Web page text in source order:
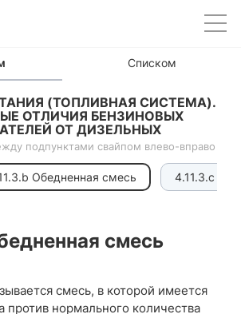
Списком
(ТОПЛИВНАЯ СИСТЕМА).
ОТЛИЧИЯ БЕНЗИНОВЫХ
ОТ ДИЗЕЛЬНЫХ
подпунктами свайпом влево-вправо
Обедненная смесь 4.11.3.c
смесь
смесь, в которой имеется
против нормального количества